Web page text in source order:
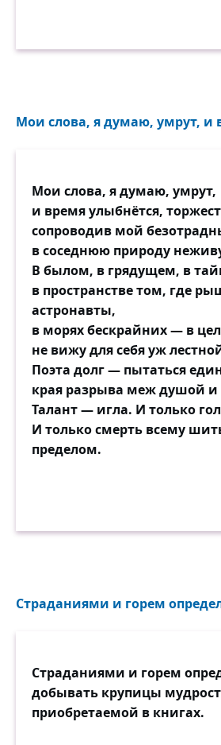
Мои слова, я думаю, умрут, и
Мои слова, я думаю, умрут,
и время улыбнётся,
сопроводив мой
в соседнюю природу
В былом, в грядущем, в
в пространстве том, где
астронавты,
в морях бескрайних — в
не вижу для себя уж
Поэта долг — пытаться
края разрыва меж душой и
Талант — игла. И только
И только смерть всему
пределом.
Страданиями и горем
Страданиями и горем
добывать крупицы
приобретаемой в книгах.